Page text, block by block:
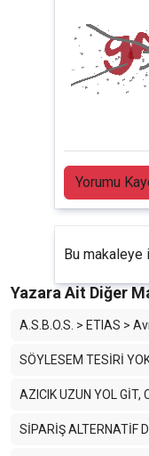
Yorumu
Bu
Yazara Ait Diğer
A.S.B.O.S. > ETIAS >
SÖYLESEM TESİRİ
AZICIK UZUN YOL GİT,
SİPARİŞ ALTERNATİF